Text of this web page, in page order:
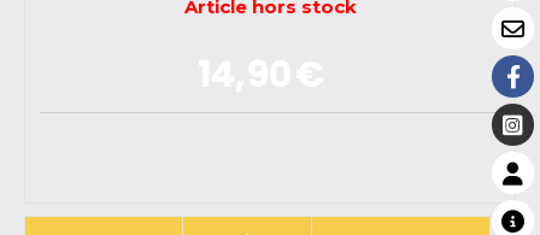
Article hors stock